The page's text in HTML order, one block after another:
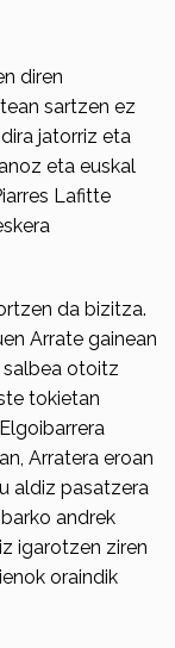
diren
sartzen ez
jatorriz eta
eta euskal
Lafitte
da bizitza.
Arrate gainean
salbea otoitz
tokietan
Arratera eroan
aldiz pasatzera
andrek
igarotzen ziren
oraindik